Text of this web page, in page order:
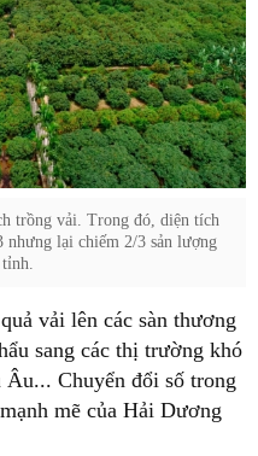
trồng vải. Trong đó, diện tích
nhưng lại chiếm 2/3 sản lượng
vải lên các sàn thương
sang các thị trường khó
Chuyển đổi số trong
mẽ của Hải Dương